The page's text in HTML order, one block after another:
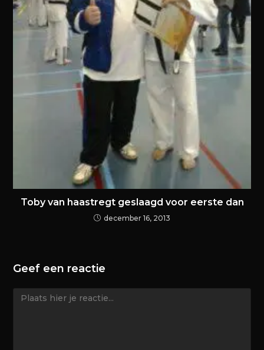
Toby van haastregt geslaagd voor eerste dan
december 16, 2013
Geef een reactie